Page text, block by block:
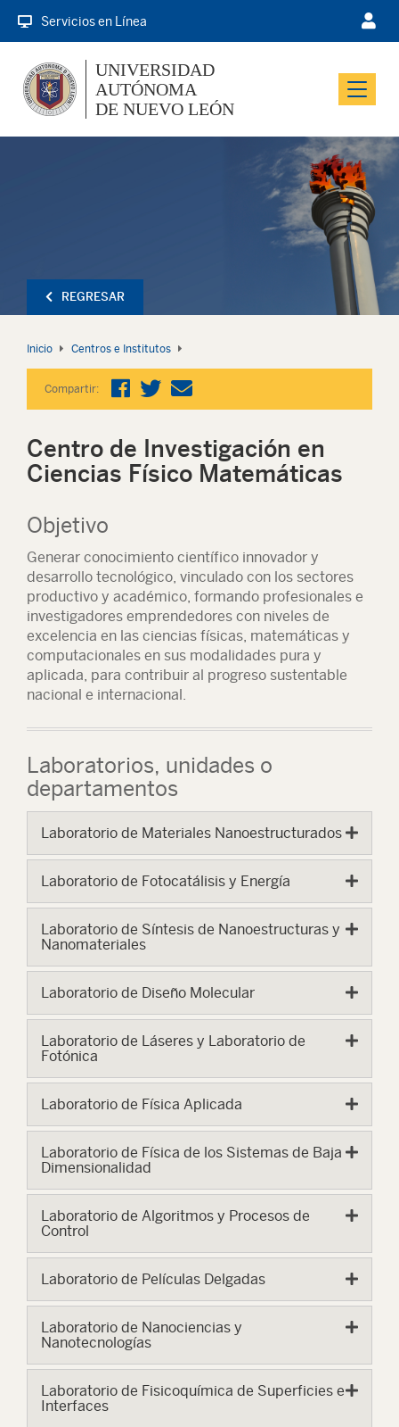
Servicios en Línea
Menu
UNIVERSIDAD
AUTÓNOMA
DE NUEVO LEÓN
REGRESAR
Inicio Centros e Institutos
Compartir:
Centro de Investigación en
Ciencias Físico Matemáticas
Objetivo
Generar conocimiento científico innovador y
desarrollo tecnológico, vinculado con los sectores
productivo y académico, formando profesionales e
investigadores emprendedores con niveles de
excelencia en las ciencias físicas, matemáticas y
computacionales en sus modalidades pura y
aplicada, para contribuir al progreso sustentable
nacional e internacional.
Laboratorios, unidades o
departamentos
Laboratorio de Materiales Nanoestructurados
Laboratorio de Fotocatálisis y Energía
Laboratorio de Síntesis de Nanoestructuras y
Nanomateriales
Laboratorio de Diseño Molecular
Laboratorio de Láseres y Laboratorio de
Fotónica
Laboratorio de Física Aplicada
Laboratorio de Física de los Sistemas de Baja
Dimensionalidad
Laboratorio de Algoritmos y Procesos de
Control
Laboratorio de Películas Delgadas
Laboratorio de Nanociencias y
Nanotecnologías
Laboratorio de Fisicoquímica de Superficies e
Interfaces